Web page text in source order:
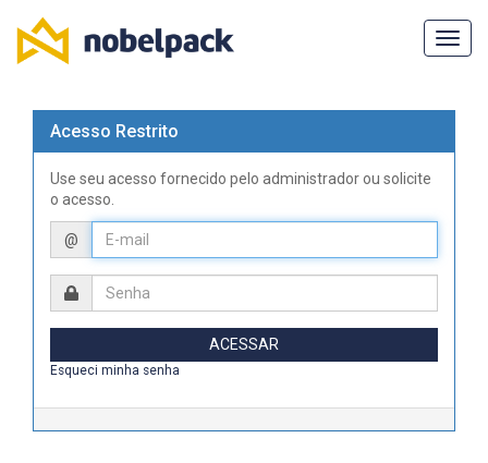
Acesso Restrito
Use seu acesso fornecido pelo administrador ou solicite
o acesso.
Email
@
Email
Esqueci minha senha